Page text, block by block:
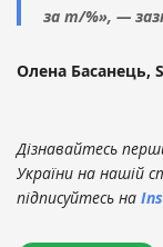
за т/%», —
Олена Басанець,
Дізнавайтесь
України на нашій
підписуйтесь на